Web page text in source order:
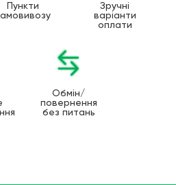
Пункти
Зручні
варіанти
оплати
Обмін/
повернення
без питань